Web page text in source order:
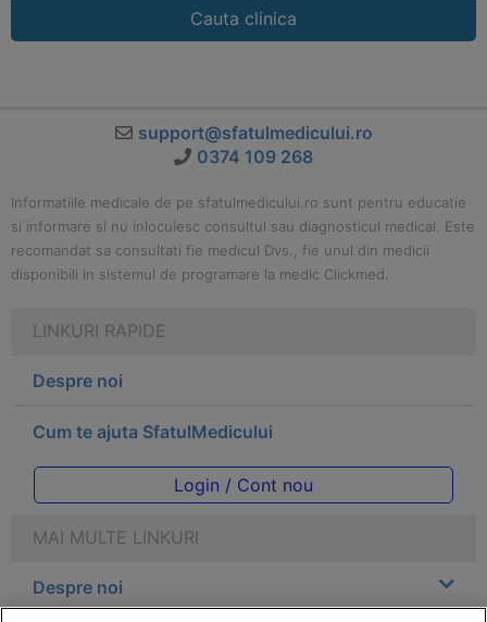
Cauta clinica
support@sfatulmedicului.ro
0374 109 268
Informatiile medicale de pe sfatulmedicului.ro sunt pentru educatie
si informare si nu inlocuiesc consultul sau diagnosticul medical. Este
recomandat sa consultati fie medicul Dvs., fie unul din medicii
disponibili in sistemul de programare la medic Clickmed.
LINKURI RAPIDE
Despre noi
Cum te ajuta SfatulMedicului
Login / Cont nou
MAI MULTE LINKURI
Despre noi